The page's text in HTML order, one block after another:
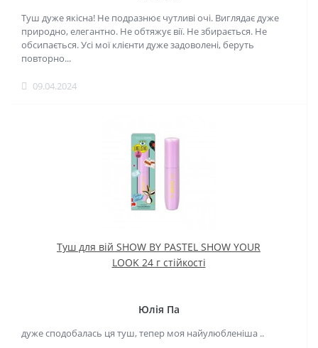
Туш дуже якісна! Не подразнює чутливі очі. Виглядає дуже
природно, елегантно. Не обтяжує вії. Не збирається. Не
обсипається. Усі мої клієнти дуже задоволені, беруть
повторно...
09.04.2024
Туш для вій SHOW BY PASTEL SHOW YOUR
LOOK 24 г стійкості
Юлія Па
дуже сподобалась ця туш, тепер моя найулюбленіша ..